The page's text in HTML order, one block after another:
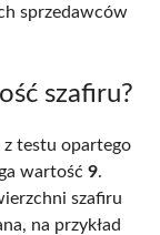
sprzedawców
szafiru?
z testu opartego
wartość 9.
szafiru
na przykład